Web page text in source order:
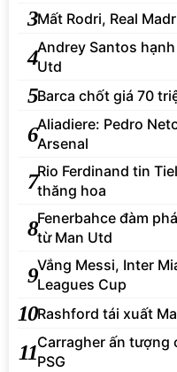
3Mất Rodri, Real
4Andrey Santos
Utd
5Barca chốt giá 70
6Aliadiere: Pedro
Arsenal
7Rio Ferdinand tin
thăng hoa
8Fenerbahce đàm
từ Man Utd
9Vắng Messi, Inter
Leagues Cup
10Rashford tái xuất
11Carragher ấn tượng
PSG